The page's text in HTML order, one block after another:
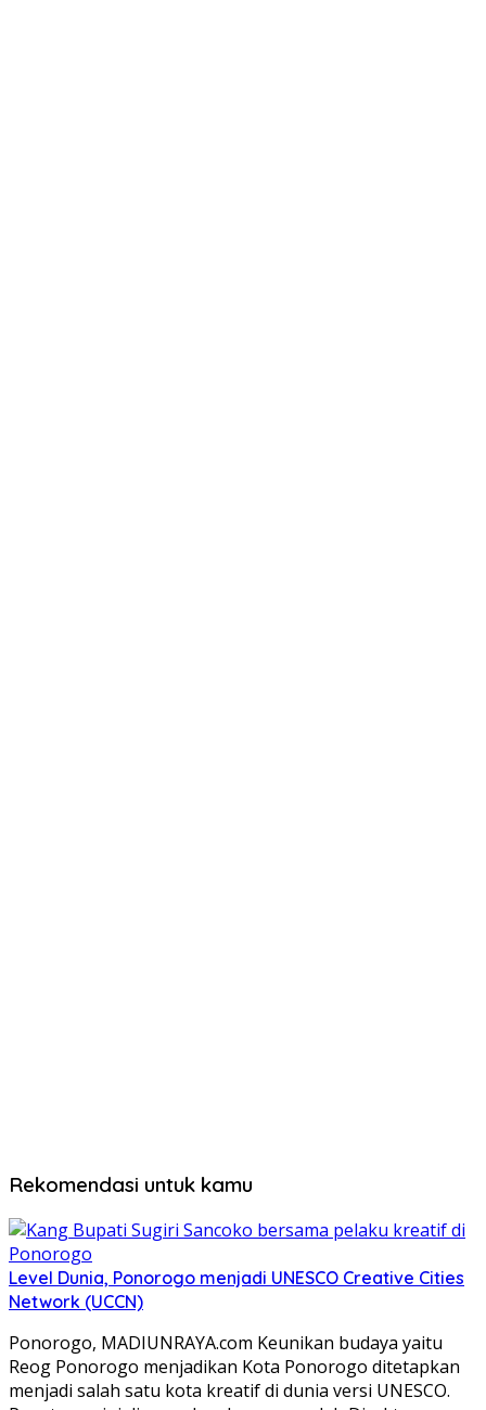
Rekomendasi untuk kamu
Level Dunia, Ponorogo menjadi UNESCO Creative Cities
Network (UCCN)
Ponorogo, MADIUNRAYA.com Keunikan budaya yaitu
Reog Ponorogo menjadikan Kota Ponorogo ditetapkan
menjadi salah satu kota kreatif di dunia versi UNESCO.